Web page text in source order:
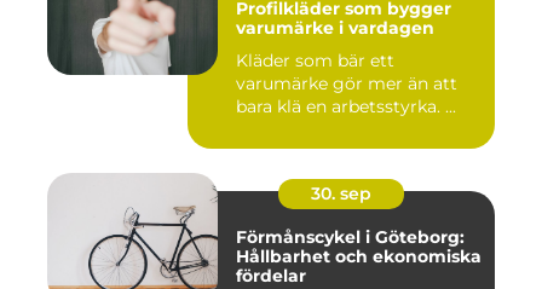
Profilkläder som bygger
varumärke i vardagen
Kläder som bär ett
varumärke gör mer än att
bara klä en arbetsstyrka. ...
30. sep
Förmånscykel i Göteborg:
Hållbarhet och ekonomiska
fördelar